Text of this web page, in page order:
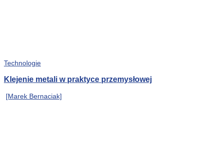
Technologie
Klejenie metali w praktyce przemysłowej
[Marek Bernaciak]